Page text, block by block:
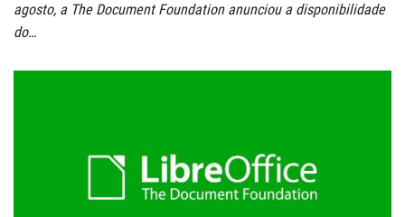
agosto, a The Document Foundation anunciou a disponibilidade
do…